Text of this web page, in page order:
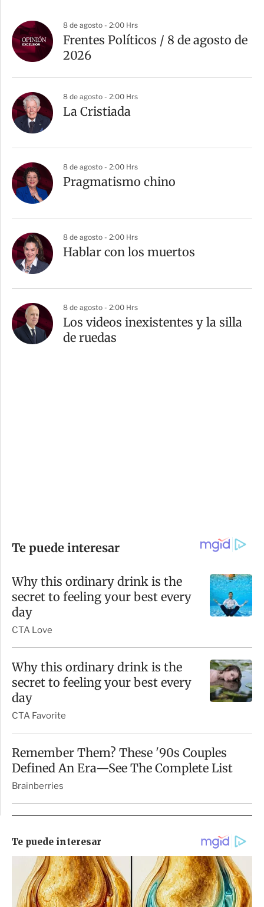
8 de agosto - 2:00 Hrs
Frentes Políticos / 8 de agosto de
2026
8 de agosto - 2:00 Hrs
La Cristiada
8 de agosto - 2:00 Hrs
Pragmatismo chino
8 de agosto - 2:00 Hrs
Hablar con los muertos
8 de agosto - 2:00 Hrs
Los videos inexistentes y la silla
de ruedas